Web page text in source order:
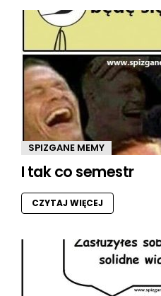
SPIZGANE MEMY
I tak co semestr
CZYTAJ WIĘCEJ